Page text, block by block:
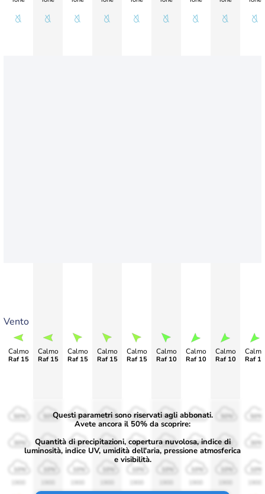
Vento
Calmo
Raf 15
Calmo
Raf 15
Calmo
Raf 15
Calmo
Raf 15
Calmo
Raf 15
Calmo
Raf 10
Calmo
Raf 10
Calmo
Raf 10
Calmo
Raf 10
50%
30%
10%
50%
30%
50%
30%
10%
50%
30%
50%
30%
10%
50%
30%
50%
30%
10%
30% 30%
Questi parametri sono riservati agli abbonati.
Avete ancora il 50% da scoprire:
Quantità di precipitazioni, copertura nuvolosa, indice di
luminosità, indice UV, umidità dell'aria, pressione atmosferica
e visibilità.